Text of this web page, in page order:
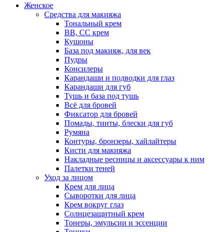
Женское
Средства для макияжа
Тональный крем
BB, CC крем
Кушоны
База под макияж, для век
Пудры
Консилеры
Карандаши и подводки для глаз
Карандаши для губ
Тушь и база под тушь
Всё для бровей
Фиксатор для бровей
Помады, тинты, блески для губ
Румяна
Контуры, бронзеры, хайлайтеры
Кисти для макияжа
Накладные ресницы и аксессуары к ним
Палетки теней
Уход за лицом
Крем для лица
Сыворотки для лица
Крем вокруг глаз
Солнцезащитный крем
Тонеры, эмульсии и эссенции